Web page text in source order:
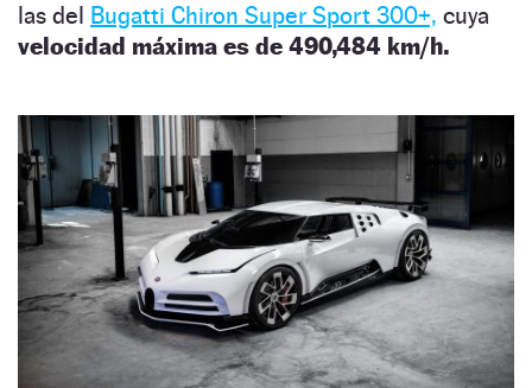
las del Bugatti Chiron Super Sport 300+, cuya
velocidad máxima es de 490,484 km/h.